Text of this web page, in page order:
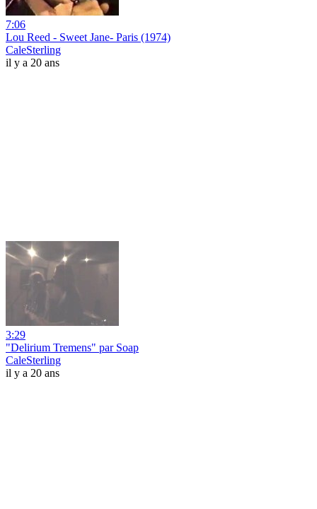
7:06
Lou Reed - Sweet Jane- Paris (1974)
CaleSterling
il y a 20 ans
3:29
"Delirium Tremens" par Soap
CaleSterling
il y a 20 ans